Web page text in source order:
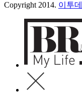
Copyright 2014. 이투